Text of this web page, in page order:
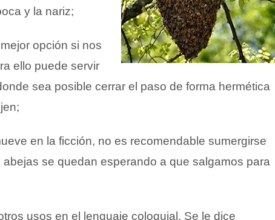
y la nariz;
opción si nos
ello puede servir
sea posible cerrar el paso de forma hermética
en la ficción, no es recomendable sumergirse
abejas se quedan esperando a que salgamos para
usos en el lenguaje coloquial. Se le dice